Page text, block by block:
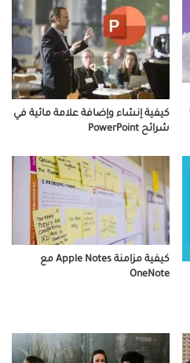
كيفية إنشاء وإضافة علامة مائية في
شرائح PowerPoint
كيفية مزامنة Apple Notes مع
OneNote